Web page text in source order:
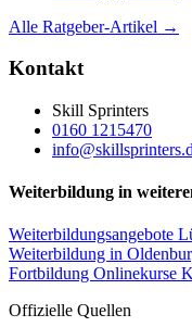
Alle Ratgeber-Artikel →
Kontakt
Skill Sprinters
0160 1215470
Weiterbildung in
Weiterbildungsangebote
Weiterbildung in
Fortbildung Onlinekurse
Offizielle Quellen